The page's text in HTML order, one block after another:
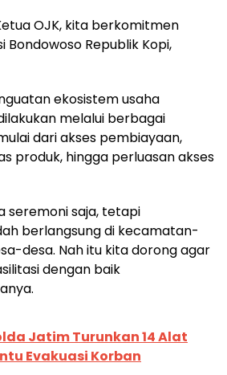
OJK, kita berkomitmen
Bondowoso Republik Kopi,
ekosistem usaha
melalui berbagai
dari akses pembiayaan,
produk, hingga perluasan akses
seremoni saja, tetapi
berlangsung di kecamatan-
desa. Nah itu kita dorong agar
dengan baik
Jatim Turunkan 14 Alat
Evakuasi Korban